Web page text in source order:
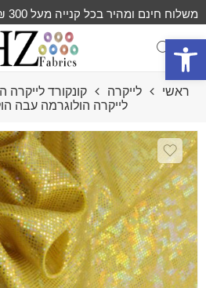
פתח סרגל נגישות
משלוח חינם ומהיר בכל קנייה מעל 300 ₪
ראשי לייקרה קונקורד לייקרה
לייקרה הולוגרמה עבה